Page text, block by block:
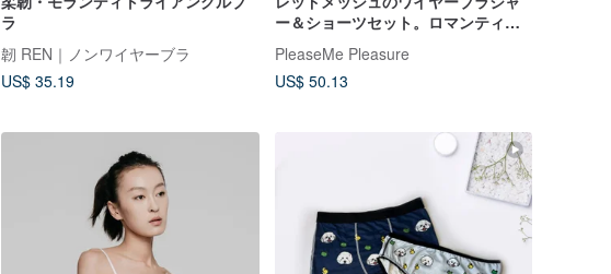
ラ
韌 REN｜ノンワイヤーブラ
US$ 35.19
ー＆ショーツセット。ロマンティッ
クなランジェリー。
PleaseMe Pleasure
US$ 50.13